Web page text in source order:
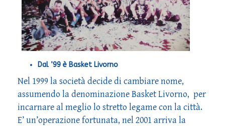
Dal ’99 è Basket Livorno
Nel 1999 la società decide di cambiare nome,
assumendo la denominazione Basket Livorno, per
incarnare al meglio lo stretto legame con la città.
E’ un’operazione fortunata, nel 2001 arriva la